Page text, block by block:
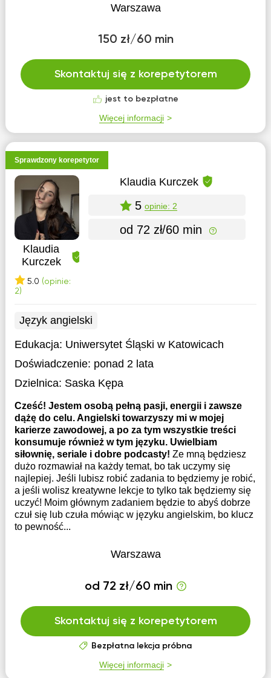
Warszawa
150 zł/60 min
Skontaktuj się z korepetytorem
jest to bezpłatne
Więcej informacji
Sprawdzony korepetytor
Klaudia
Kurczek
5.0 (opinie:
2)
Klaudia Kurczek
5 opinie: 2
od 72 zł/60 min
Język angielski
Edukacja: Uniwersytet Śląski w Katowicach
Doświadczenie: ponad 2 lata
Dzielnica: Saska Kępa
Cześć! Jestem osobą pełną pasji, energii i zawsze
dążę do celu. Angielski towarzyszy mi w mojej
karierze zawodowej, a po za tym wszystkie treści
konsumuje również w tym języku. Uwielbiam
siłownię, seriale i dobre podcasty! Ze mną będziesz
dużo rozmawiał na każdy temat, bo tak uczymy się
najlepiej. Jeśli lubisz robić zadania to będziemy je robić,
a jeśli wolisz kreatywne lekcje to tylko tak będziemy się
uczyć! Moim głównym zadaniem będzie to abyś dobrze
czuł się lub czuła mówiąc w języku angielskim, bo klucz
to pewność...
Warszawa
od 72 zł/60 min
Skontaktuj się z korepetytorem
Bezpłatna lekcja próbna
Więcej informacji